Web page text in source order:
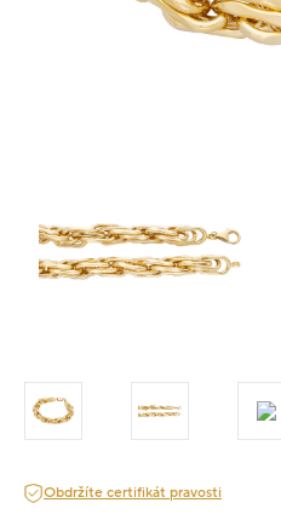
Obdržíte certifikát pravosti